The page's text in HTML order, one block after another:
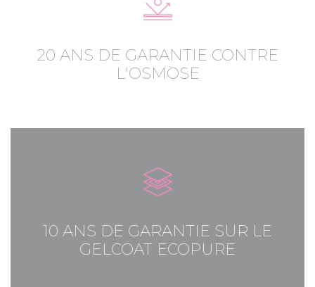
20 ANS DE GARANTIE CONTRE
L'OSMOSE
10 ANS DE GARANTIE SUR LE
GELCOAT ECOPURE